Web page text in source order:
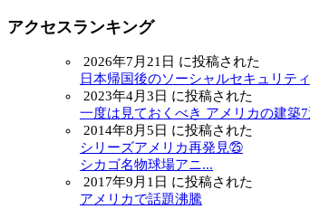
アクセスランキング
2026年7月21日 に投稿された
日本帰国後のソーシャルセキュリテ
2023年4月3日 に投稿された
一度は見ておくべき アメリカの建築7
2014年8月5日 に投稿された
シリーズアメリカ再発見㉕
シカゴ名物球場アニ...
2017年9月1日 に投稿された
アメリカで話題沸騰